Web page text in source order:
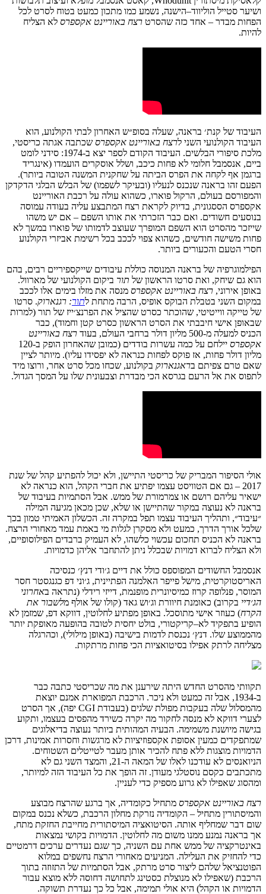
ושיער סטייל הוליווד–הישנה, נשמע כמו מתכון כמעט בטוח לסרט לכל
הפחות מבדר – אחד כזה שהסרט רצח באוריינט אקספרס לא הצליח
להיות.
העיבוד של קנת׳ בראנה, שעלה בסופ״ש האחרון לבתי הקולנוע, הוא
העיבוד הקולנועי השני לרצח באוריינט אקספרס שכתבה אגתה כריסטי,
מלכת סיפורי הבלשים. העיבוד הקודם לספר יצא ב-1974: סידני לומט
ביים, אנסמבל חלומי לא פחות כיכב, ושלל אוסקרים הועמדו (אינגריד
ברגמן אף לקחה את הפרס הביתה על שחקנית המשנה הטובה ביותר).
הפעם זהו בראנה שנכנס לנעליו (ובעיקר לשפמו) של הבלש הבלגי הדקדקן
והמפורסם בעולם, הרקול פוארו, כשהוא עולה על רכבת האוריינט
אקספרס הססגונית, בדיוק לקראת רצח המתבצע עליה בעודה עמוסה
בנוסעים חשודים. ואם כבר הזכרתי את אותו השפם – אם יש משהו
שייזכר מהסרט הוא השפם המופרך שעוצב לדמותו של פוארו במשך לא
פחות משישה חודשים, כשהוא צפוי לככב בכל רשימת אביזרי הקולנוע
חסרי הטעם והכעורים ביותר.
הפילמוגרפיה של בראנה המנוסה כוללת עיבודים שייקספיריים רבים, בהם
הוא גם שיחק, ואת סרטו הראשון של תור ביקום הקולנועי של מארוול.
באופן אירוני, רצח באוריינט אקספרס מנסה את מזלו בימים אלו לככב
במקום השני בטבלת הבוקס אופיס, הרבה מתחת לתור: רגנארוק. סרטו
של טייקה ווייטיטי, שהוכתר כסרט שהציל את הפרנצ׳ייז של תור (למרות
שבאופן אישי חיבבתי את הסרט הראשון כסרט קטן וחמוד), כבר
הכניס למעלה מ-500 מליון דולר ברחבי העולם, בעוד רצח באוריינט
אקספרס
יילחם על כמה עשרות בודדים (כמובן שהאחרון הופק ב-120
מליון דולר פחות, אז פוקס לפחות כנראה לא יפסידו עליו). מיותר לציין
שאם טרם צפיתם בראגנארוק בקולנוע, שכחו מכל סרט אחר, ורוצו מיד
לתפוס את אל הרעם בגרסא הכי מבדרת וצבעונית שלו על המסך הגדול.
אולי הסיפור המבריק של כריסטי התיישן, ולא יכול להפתיע קהל של שנת
2017 –
גם אם הטוויסט עצמו יפתיע את חברי הקהל, הוא כנראה לא
ישאיר עליהם רושם או צמרמורת של ממש. אבל הסתמיות בעיבוד של
בראנה לא נעוצה במקור שהתיישן או שלא, שכן מכאן מגיעה המילה
״עיבוד״, ותהליך העיבוד עצמו תפל במקרה זה. הכשלון האמיתי טמון בכך
שלכל אורך הדרך, כמעט ולא מסקרן לגלות מי באמת עמד מאחורי הרצח.
בראנה לא הכניס תחכום עכשוי כלשהו, לא העמיק ברבדים הפילוסופיים,
ולא הצליח לברוא דמויות שבכלל ניתן להתחבר אליהן כדמויות.
אנסמבל החשודים המפוספס כולל את דיים ג׳ודי דנץ׳ כנסיכה
האריסטוקרטית, מישל פייפר האלמנה הפתיינית, ג׳וני דפ כגנגסטר חסר
המוסר, פנלופה קרוז כמיסיונרית מופנמת, דייזי רידלי (נתראה באחרוני
הג׳דיי בקרוב) כאומנת חיוורת וג׳וש גאד (קולו של אולף מלשבור את
הקרח) כעוזר אישי מתוסכל. באופן מפתיע לחלוטין, דווקא דפ, שמזמן לא
הופיע בתפקיד לא–קריקטורי, בולט יחסית לטובה בהופעה מאופקת יותר
מהממוצע שלו. דנץ׳ נכנסת לדמות בישיבה (באופן מילולי), וכהרגלה
מצליחה לרתק אפילו בסיטואציות הכי פחות מרתקות.
תקוותי מהסרט החדש היתה שירענן את מה שכריסטי כתבה כבר
ב-1934, אבל זה כמעט ולא ניכר. הרכבת המפוארת אמנם יוצאת
מהמסלול שלה בעקבות מפולת שלגים (בעבודת יפה), אך הסרט
לצערי דווקא לא מנסה לחקור מה יקרה כשירד מהפסים בעצמו, ותקוע
בגישה מיושנת משמימה. הבעיה המהותית ביותר נעוצה בדיאלוגים
שמתפקדים כמעין אסופת אקספוזיציות לא מרגשות וחסרות אמינות, דרכן
הדמויות מוצגות ללא פתח להכיר אותן מעבר לטייטלים השטוחים.
הניואנסים לא עודכנו לאלו של המאה ה-21, והמצד השני גם לא
מתכתבים כקסם נוסטלגי מעודן. זה הופך את כל העיבוד הזה למיותר,
ומהסוג שאפילו לא גרוע מספיק כדי לעניין.
רצח באוריינט אקספרס מתחיל כקומדיה, אך ברגע שהרצח מבוצע
והמיסתורין מתחיל – הקומדיה נזרקת מחלון הרכבת, כשלא נכנס במקום
שום דבר שמחליף אותה. הסיטואציה המיסתורית מחייבת החזקת מתח,
אך בראנה נמנע ממנו משום מה לחלוטין. הדמויות בקושי נמצאות
באינטרקציה של ממש אחת עם השניה, כך שגם נעדרים ערכים דרמטיים
כדי להחזיק את העלילה. המניעים מאחורי הרצח נחשפים במלוא
הפוטנציאל שלהם ליצור סרט מרתק, אבל הסתמיות של התזוזה בתוך
הרכבת (שאפילו לא מנוצלת כסטינג לתחושה דחוסה ללא מוצא עבור
הדמויות או הקהל) היא אולי תמימה, אבל כל כך נעדרת תשוקה.